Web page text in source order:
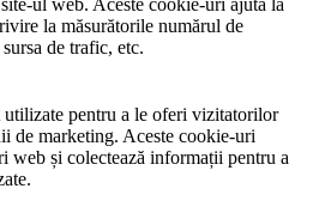
ul web. Aceste cookie-uri ajută la
la măsurătorile numărul de
de trafic, etc.
pentru a le oferi vizitatorilor
de marketing. Aceste cookie-uri
web și colectează informații pentru a